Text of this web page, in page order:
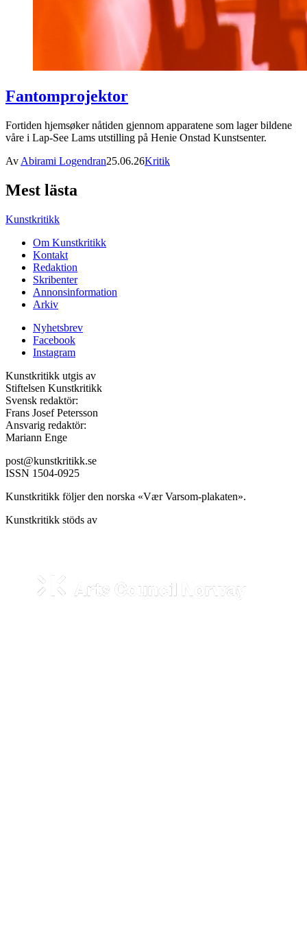
Fantomprojektor
Fortiden hjemsøker nåtiden gjennom apparatene som lager bildene
våre i Lap-See Lams utstilling på Henie Onstad Kunstsenter.
Av Abirami Logendran25.06.26Kritik
Mest lästa
Kunstkritikk
Om Kunstkritikk
Kontakt
Redaktion
Skribenter
Annonsinformation
Arkiv
Nyhetsbrev
Facebook
Instagram
Kunstkritikk utgis av
Stiftelsen Kunstkritikk
Svensk redaktör:
Frans Josef Petersson
Ansvarig redaktör:
Mariann Enge
post@kunstkritikk.se
ISSN 1504-0925
Kunstkritikk följer den norska «Vær Varsom-plakaten».
Kunstkritikk stöds av